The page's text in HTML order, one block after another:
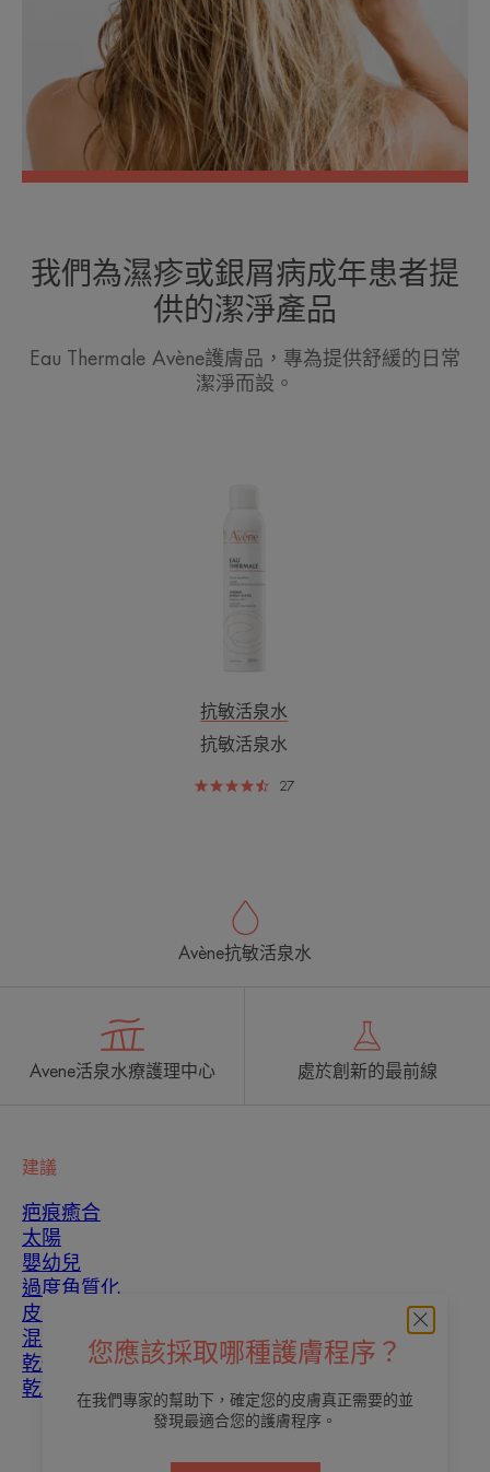
我們為濕疹或銀屑病成年患者提
供的潔淨產品
Eau Thermale Avène護膚品，專為提供舒緩的日常
潔淨而設。
活
水
抗敏活泉水
抗敏活泉水
27
您應該採取哪種護膚程序？
在我們專家的幫助下，確定您的皮膚真正需要的並
發現最適合您的護膚程序。
Avène抗敏活泉水
Avene活泉水療護理中心 處於創新的最前線
建議
疤痕癒合
太陽
嬰幼兒
過度角質化
皮膚瑕疵
混合性皮膚
乾性皮膚
乾燥和脫水